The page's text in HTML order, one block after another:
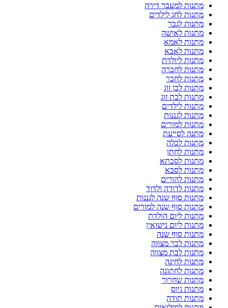
מתנות למעבר דירה
מתנות לחג לילדים
מתנות לגבר
מתנות לאישה
מתנות לאמא
מתנות לאבא
מתנות ליולדת
מתנות לחברה
מתנות לחבר
מתנות לבן זוג
מתנות לבת זוג
מתנות לילדים
מתנות לגננות
מתנות למורים
מתנה לסייעת
מתנות לכלה
מתנות לחתן
מתנות לסבתא
מתנות לסבא
מתנות להורים
מתנות לדודה ולדוד
מתנות סוף שנה לגננות
מתנות סוף שנה למורים
מתנות ליום הולדת
מתנות ליום נישואין
מתנות סוף שנה
מתנות לבר מצווה
מתנות לבת מצווה
מתנות לחינה
מתנות לחתונה
מתנות שחרור
מתנות גיוס
מתנות תודה